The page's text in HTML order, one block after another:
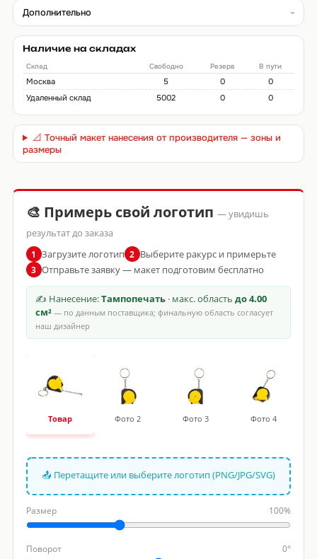
Дополнительно
Наличие на складах
Склад Свободно Резерв В пути
Москва 5 0
0
Удаленный склад
5002 0 0
📐 Точный макет нанесения от производителя — зоны и
размеры
🎨 Примерь свой логотип — увидишь
результат до заказа
1 Загрузите логотип 2 Выберите ракурс и примерьте
3 Отправьте заявку — макет подготовим бесплатно
✍ Нанесение:Тампопечать· макс. область до 4.00
см²— по данным поставщика; финальную область согласует
наш дизайнер
Товар Фото 2 Фото 3 Фото 4
📤 Перетащите или выберите логотип (PNG/JPG/SVG)
Размер 100%
Поворот 0°